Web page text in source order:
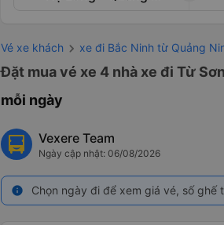
Vé xe khách xe đi Bắc Ninh từ Quảng
Đặt mua vé xe 4 nhà xe đi Từ
mỗi ngày
Vexere Team
Ngày cập nhật: 06/08/2026
info Chọn ngày đi để xem giá vé, số